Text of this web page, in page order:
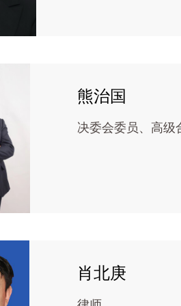
熊治国
决委会委员、高级
肖北庚